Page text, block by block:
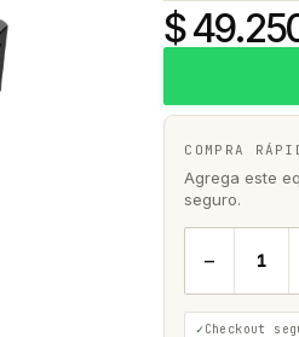
$
COMPRA
Agrega este
seguro.
−
Checkout